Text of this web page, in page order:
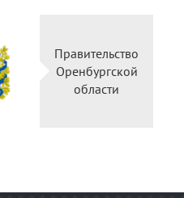
Правительство
Оренбургской
области